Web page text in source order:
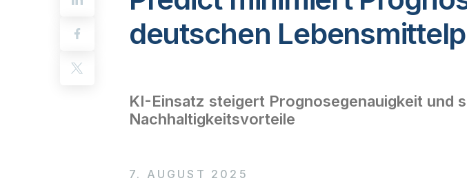
deutschen
KI-Einsatz steigert Prognosegenauigkeit und
Nachhaltigkeitsvorteile
7. AUGUST 2025